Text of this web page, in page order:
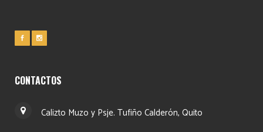
CONTACTOS
Calizto Muzo y Psje. Tufiño Calderón, Quito